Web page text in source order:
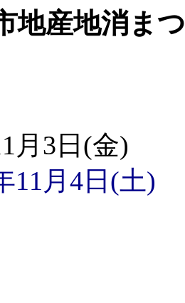
ーション 障
のこびる塾
期間：～
る号乗車体
くり」
区歴史ウオ
期間：～
地産地消まつ
月3日(金)
11月4日(土)